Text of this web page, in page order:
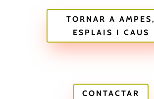
TORNAR A AMPES,
ESPLAIS I CAUS
CONTACTAR